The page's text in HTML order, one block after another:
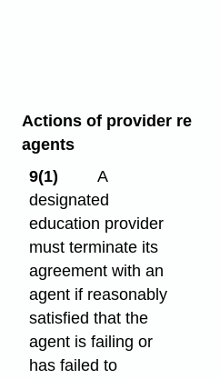
Actions of provider re
agents
9(1)
A
designated
education provider
must terminate its
agreement with an
agent if reasonably
satisfied that the
agent is failing or
has failed to